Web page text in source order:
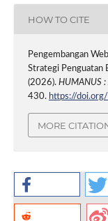
HOW TO CITE
Pengembangan
Strategi Penguatan
(2026). HUMANUS
430. https://
MORE